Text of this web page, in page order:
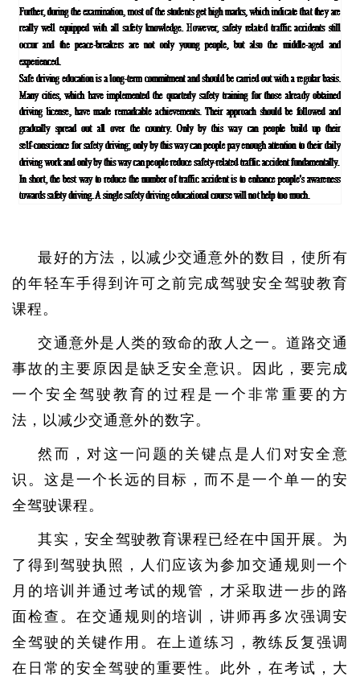
最好的方法，以减少交通意外的数目，使所有
的年轻车手得到许可之前完成驾驶安全驾驶教育
课程。
交通意外是人类的致命的敌人之一。道路交通
事故的主要原因是缺乏安全意识。因此，要完成
一个安全驾驶教育的过程是一个非常重要的方
法，以减少交通意外的数字。
然而，对这一问题的关键点是人们对安全意
识。这是一个长远的目标，而不是一个单一的安
全驾驶课程。
其实，安全驾驶教育课程已经在中国开展。为
了得到驾驶执照，人们应该为参加交通规则一个
月的培训并通过考试的规管，才采取进一步的路
面检查。在交通规则的培训，讲师再多次强调安
全驾驶的关键作用。在上道练习，教练反复强调
在日常的安全驾驶的重要性。此外，在考试，大